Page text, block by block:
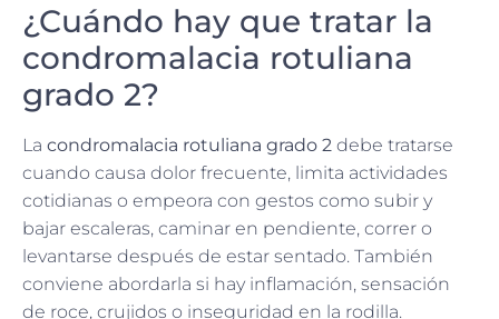
¿Cuándo hay que tratar la
condromalacia rotuliana
grado 2?
La condromalacia rotuliana grado 2 debe tratarse
cuando causa dolor frecuente, limita actividades
cotidianas o empeora con gestos como subir y
bajar escaleras, caminar en pendiente, correr o
levantarse después de estar sentado. También
conviene abordarla si hay inflamación, sensación
de roce, crujidos o inseguridad en la rodilla.